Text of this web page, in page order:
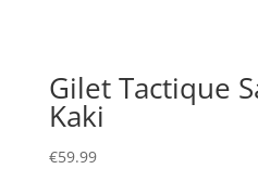
Gilet Tactique
Kaki
€59.99